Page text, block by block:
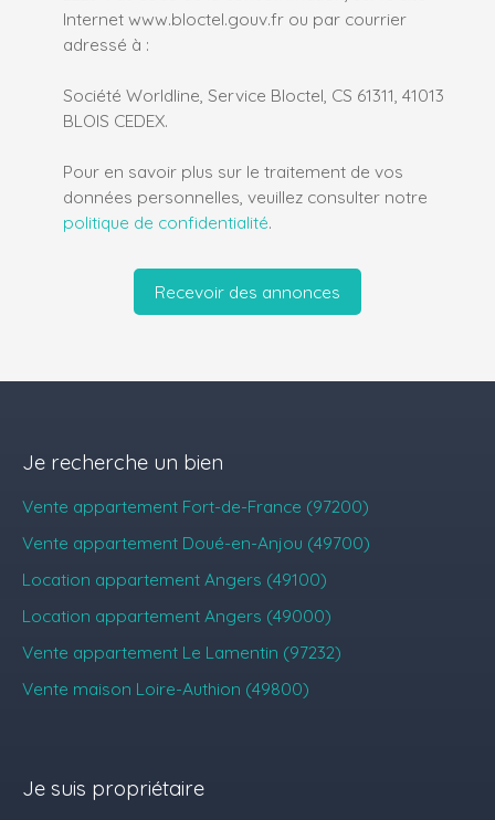
Internet www.bloctel.gouv.fr ou par courrier
adressé à :
Société Worldline, Service Bloctel, CS 61311, 41013
BLOIS CEDEX.
Pour en savoir plus sur le traitement de vos
données personnelles, veuillez consulter notre
politique de confidentialité.
Recevoir des annonces
Je recherche un bien
Vente appartement Fort-de-France (97200)
Vente appartement Doué-en-Anjou (49700)
Location appartement Angers (49100)
Location appartement Angers (49000)
Vente appartement Le Lamentin (97232)
Vente maison Loire-Authion (49800)
Je suis propriétaire